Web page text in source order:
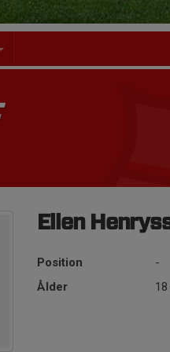
Ellen
Position
-
Ålder